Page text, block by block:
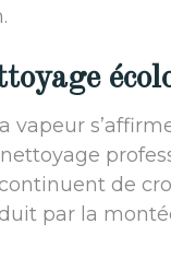
vapeur
de
par la